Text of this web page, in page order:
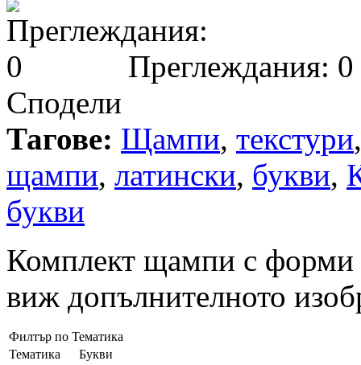
Преглеждания: 0
Сподели
Тагове: Щампи, текстури
щампи, латински, букви,
букви
Комплект щампи с форми
виж допълнителното
Филтър по Тематика
Тематика
Букви